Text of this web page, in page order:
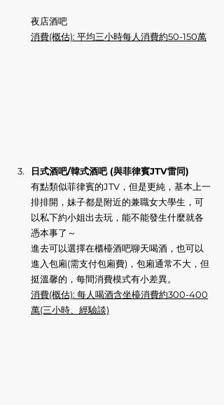
夜店酒吧
消費(概估): 平均三小時每人消費約50-150萬
日式酒吧/韓式酒吧 (與菲律賓JTV雷同)
有點類似菲律賓的JTV，但是更純，基本上一
排排開，妹子都是附近的兼職女大學生，可
以私下約小姐出去玩，能不能發生什麼就各
憑本事了～
進去可以選擇在櫃檯酒吧聊天喝酒，也可以
進入包廂(需支付包廂費)，包廂通常不大，但
挺溫馨的，每間消費模式有小差異。
消費(概估): 每人喝酒含坐檯消費約300-400
萬(三小時、經驗談)